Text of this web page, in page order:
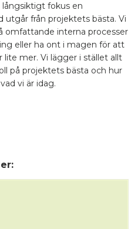
fokus en
utgår från projektets bästa. Vi
omfattande interna processer
eller ha ont i magen för att
lite mer. Vi lägger i stället allt
på projektets bästa och hur
vi är idag.